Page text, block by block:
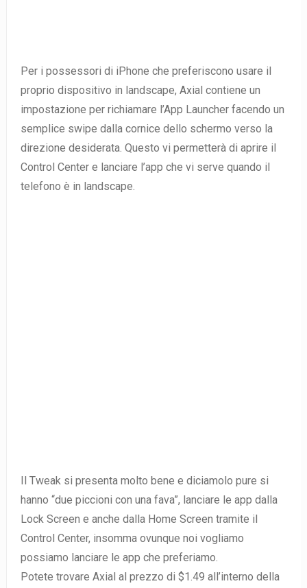
Per i possessori di iPhone che preferiscono usare il
proprio dispositivo in landscape, Axial contiene un
impostazione per richiamare l’App Launcher facendo un
semplice swipe dalla cornice dello schermo verso la
direzione desiderata. Questo vi permetterà di aprire il
Control Center e lanciare l’app che vi serve quando il
telefono è in landscape.
Il Tweak si presenta molto bene e diciamolo pure si
hanno “due piccioni con una fava”, lanciare le app dalla
Lock Screen e anche dalla Home Screen tramite il
Control Center, insomma ovunque noi vogliamo
possiamo lanciare le app che preferiamo.
Potete trovare Axial al prezzo di $1.49 all’interno della